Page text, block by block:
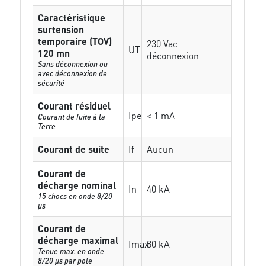
Caractéristique
surtension
temporaire (TOV)
120 mn
Sans déconnexion ou
avec déconnexion de
sécurité
UT 230 Vac
déconnexion
Courant résiduel
Courant de fuite à la
Terre
Ipe < 1 mA
Courant de suite If
Aucun
Courant de
décharge nominal
15 chocs en onde 8/20
µs
In 40 kA
Courant de
décharge maximal
Tenue max. en onde
8/20 µs par pole
Imax80 kA